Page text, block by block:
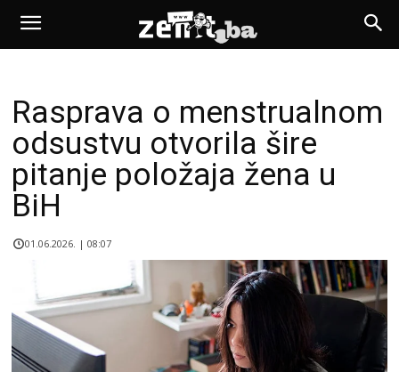
Rasprava o menstrualnom
odsustvu otvorila šire
pitanje položaja žena u
BiH
01.06.2026. | 08:07